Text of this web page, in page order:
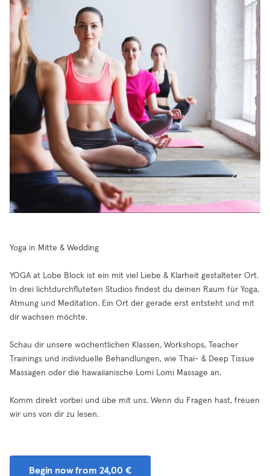
Yoga in Mitte & Wedding
YOGA at Lobe Block ist ein mit viel Liebe & Klarheit gestalteter Ort.
In drei lichtdurchfluteten Studios findest du deinen Raum für Yoga,
Atmung und Meditation. Ein Ort der gerade erst entsteht und mit
dir wachsen möchte.
Schau dir unsere wöchentlichen Klassen, Workshops, Teacher
Trainings und individuelle Behandlungen, wie Thai- & Deep Tissue
Massagen oder die hawaiianische Lomi Lomi Massage an.
Komm direkt vorbei und übe mit uns. Wenn du Fragen hast, freuen
wir uns von dir zu lesen.
Begin now from 24,00 €